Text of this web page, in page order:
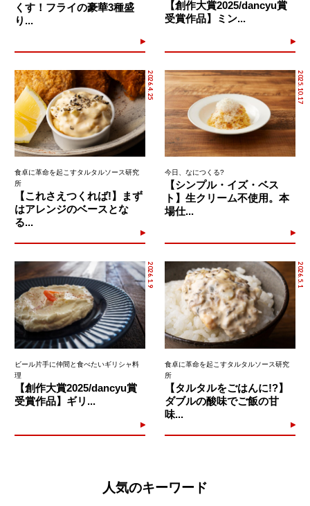
くす！フライの豪華3種盛
り...
【創作大賞2025/dancyu賞
受賞作品】ミン...
2026.4.25
食卓に革命を起こすタルタルソース研究
所
【これさえつくれば!】まず
はアレンジのベースとな
る...
2025.10.17
今日、なにつくる?
【シンプル・イズ・ベス
ト】生クリーム不使用。本
場仕...
2026.1.9
ビール片手に仲間と食べたいギリシャ料
理
【創作大賞2025/dancyu賞
受賞作品】ギリ...
2026.5.1
食卓に革命を起こすタルタルソース研究
所
【タルタルをごはんに!?】
ダブルの酸味でご飯の甘
味...
人気のキーワード